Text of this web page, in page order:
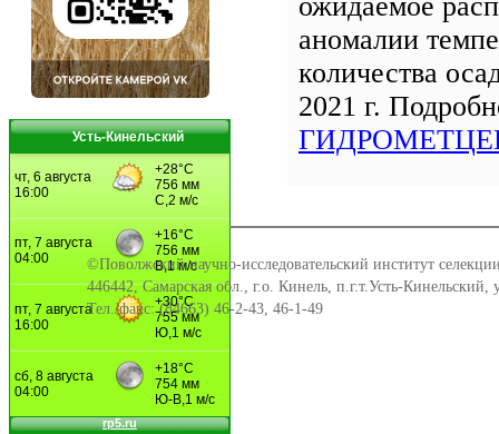
Усть-Кинельский
аномалии
количества
2021 г.
©Поволжский научно-исследовательский институт
446442, Самарская обл., г.о. Кинель, п.г.т.Усть-Кинельский,
Тел./факс: (84663) 46-2-43, 46-1-49